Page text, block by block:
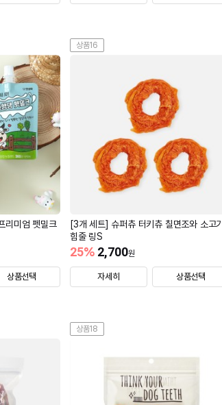
리미엄 펫밀크
상품선택
상품16
[3개 세트] 슈퍼츄 터키츄 칠면조와 소고기
힘줄 링S
2,700원
25%
자세히 상품선택
상품18